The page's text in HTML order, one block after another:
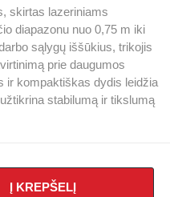
skirtas lazeriniams
diapazonu nuo 0,75 m iki
sąlygų iššūkius, trikojis
prie daugumos
ir kompaktiškas dydis leidžia
stabilumą ir tikslumą
Į KREPŠELĮ